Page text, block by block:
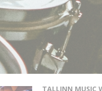
TALLINN MUSIC